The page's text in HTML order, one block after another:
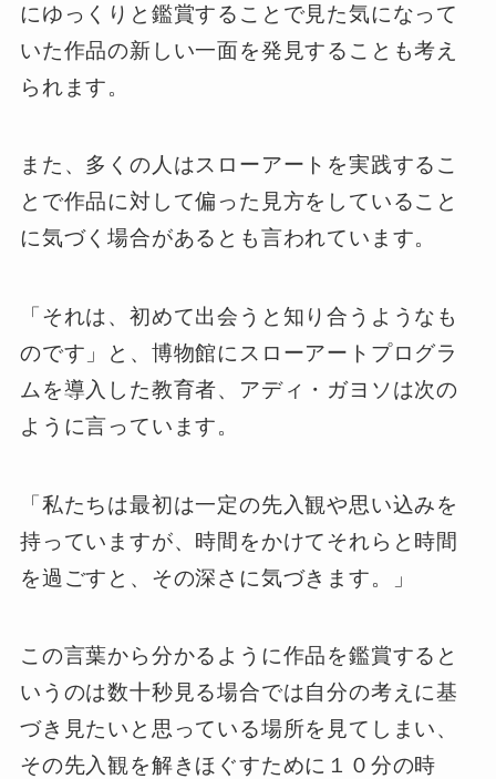
にゆっくりと鑑賞することで見た気になって
いた作品の新しい一面を発見することも考え
られます。
また、多くの人はスローアートを実践するこ
とで作品に対して偏った見方をしていること
に気づく場合があるとも言われています。
「それは、初めて出会うと知り合うようなも
のです」と、博物館にスローアートプログラ
ムを導入した教育者、アディ・ガヨソは次の
ように言っています。
「私たちは最初は一定の先入観や思い込みを
持っていますが、時間をかけてそれらと時間
を過ごすと、その深さに気づきます。」
この言葉から分かるように作品を鑑賞すると
いうのは数十秒見る場合では自分の考えに基
づき見たいと思っている場所を見てしまい、
その先入観を解きほぐすために１０分の時